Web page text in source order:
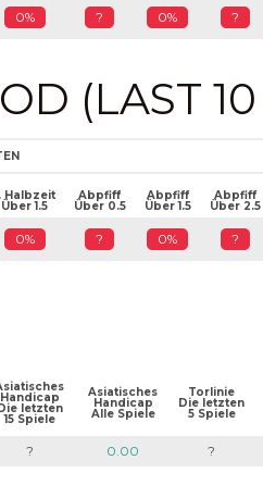
0% ? 0% ?
(LAST
Halbzeit
Über 1.5
Abpfiff
Über 0.5
Abpfiff
Über 1.5
Abpfiff
Über 2.5
0% ? 0% ?
Handicap
letzten
15 Spiele
Asiatisches
Handicap
Alle Spiele
Torlinie
Die letzten
5 Spiele
? 0.00 ?